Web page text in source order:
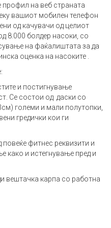
профил на веб страната
вашиот мобилен телефон
од качувачи од целиот
8.000 болдер насоки, со
на фаќалиштата за да
оценка на насоките
и постигнување
Се состои од даски со
големи и мали полутопки,
гредички кои ги
фитнес реквизити и
како и истегнување пред и
вештачка карпа со работна